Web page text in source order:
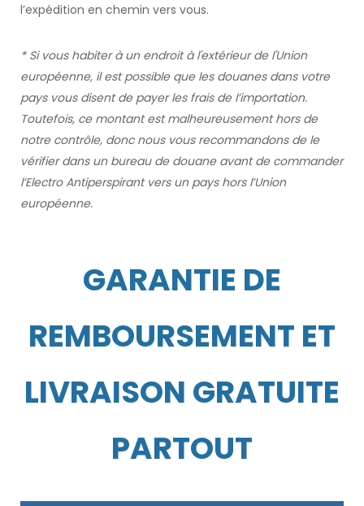
l’expédition en chemin vers vous.
* Si vous habiter à un endroit à l'extérieur de l'Union
européenne, il est possible que les douanes dans votre
pays vous disent de payer les frais de l’importation.
Toutefois, ce montant est malheureusement hors de
notre contrôle, donc nous vous recommandons de le
vérifier dans un bureau de douane avant de commander
l’Electro Antiperspirant vers un pays hors l’Union
européenne.
GARANTIE DE
REMBOURSEMENT ET
LIVRAISON GRATUITE
PARTOUT